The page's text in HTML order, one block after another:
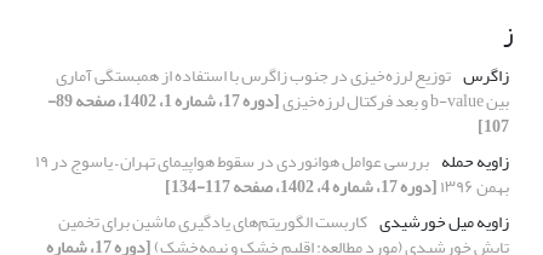
ز
زاگرس توزیع لرزه‌خیزی در جنوب زاگرس با استفاده از همبستگی آماری
بین b-value و بعد فرکتال لرزه‌خیزی [دوره 17، شماره 1، 1402، صفحه 89-
107]
زاویه حمله
بررسی عوامل هوانوردی در سقوط هواپیمای تهران – یاسوج در ۱۹
بهمن ۱۳۹۶
[دوره 17، شماره 4، 1402، صفحه 117-134]
زاویه میل خورشیدی کاربست الگوریتم‌های یادگیری ماشین برای تخمین
تابش خورشیدی (مورد مطالعه: اقلیم خشک و نیمه‌خشک) [دوره 17، شماره